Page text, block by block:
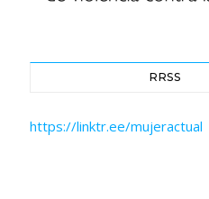
RRSS
https://linktr.ee/mujeractual